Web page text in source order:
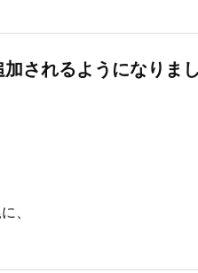
されるようになりま
、